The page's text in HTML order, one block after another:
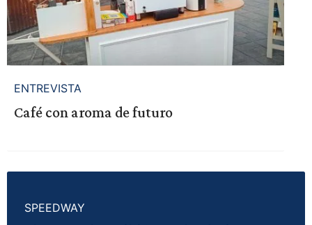
ENTREVISTA
Café con aroma de futuro
SPEEDWAY